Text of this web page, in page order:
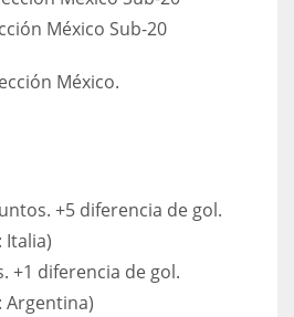
México Sub-20
México.
+5 diferencia de gol.
Italia)
+1 diferencia de gol.